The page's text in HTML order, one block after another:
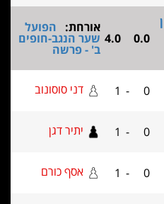
4.0
אורחת:הפועל
שער הנגב-חופים
ב' - פרשה
1 דני סוסונוב
1 יתיר דגן
1 אסף כורם